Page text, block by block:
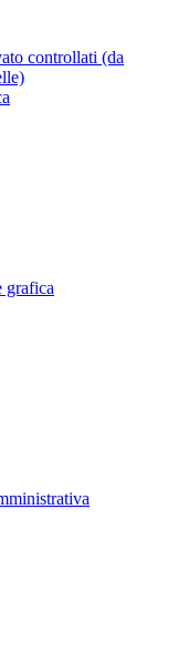
controllati (da
grafica